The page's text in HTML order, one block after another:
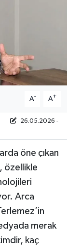
A- A+
26.05.2026 -
öne çıkan
özellikle
Arca
merak
kaç